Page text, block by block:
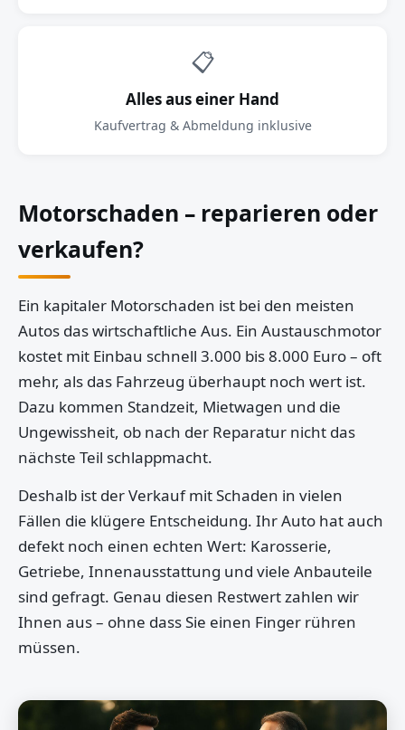
📋
Alles aus einer Hand
Kaufvertrag & Abmeldung inklusive
Motorschaden – reparieren oder
verkaufen?
Ein kapitaler Motorschaden ist bei den meisten
Autos das wirtschaftliche Aus. Ein Austauschmotor
kostet mit Einbau schnell 3.000 bis 8.000 Euro – oft
mehr, als das Fahrzeug überhaupt noch wert ist.
Dazu kommen Standzeit, Mietwagen und die
Ungewissheit, ob nach der Reparatur nicht das
nächste Teil schlappmacht.
Deshalb ist der Verkauf mit Schaden in vielen
Fällen die klügere Entscheidung. Ihr Auto hat auch
defekt noch einen echten Wert: Karosserie,
Getriebe, Innenausstattung und viele Anbauteile
sind gefragt. Genau diesen Restwert zahlen wir
Ihnen aus – ohne dass Sie einen Finger rühren
müssen.